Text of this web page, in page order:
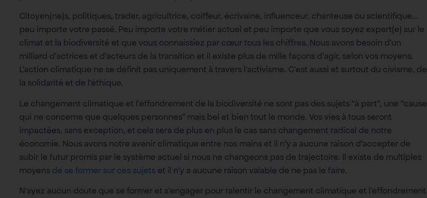
Citoyen(ne)s, politiques, trader, agricultrice, coiffeur, écrivaine, influenceur, chanteuse ou scientifique…
peu importe votre passé. Peu importe votre métier actuel et peu importe que vous soyez expert(e) sur le
climat et la biodiversité et que vous connaissiez par cœur tous les chiffres. Nous avons besoin d’un
milliard d’actrices et d’acteurs de la transition et il existe plus de mille façons d’agir, selon vos moyens.
L’action climatique ne se définit pas uniquement à travers l’activisme. C’est aussi et surtout du civisme, de
la solidarité et de l’éthique.
Le changement climatique et l’effondrement de la biodiversité ne sont pas des sujets “à part”, une “cause
qui ne concerne que quelques personnes” mais bel et bien tout le monde. Vos vies à tous seront
impactées, sans exception, et cela sera de plus en plus le cas sans changement radical de notre
économie. Nous avons notre avenir climatique entre nos mains et il n’y a aucune raison d’accepter de
subir le futur promis par le système actuel si nous ne changeons pas de trajectoire. Il existe de multiples
moyens de se former sur ces sujets et il n’y a aucune raison valable de ne pas le faire.
N’ayez aucun doute que se former et s’engager pour ralentir le changement climatique et l’effondrement